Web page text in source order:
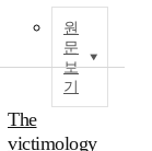
원
문
보
기
The
victimology